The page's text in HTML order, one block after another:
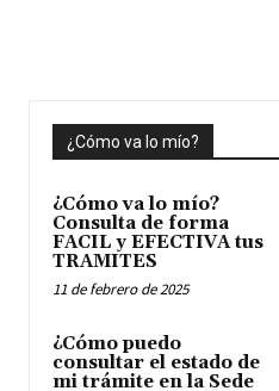
¿Cómo va lo mío?
¿Cómo va lo mío?
Consulta de forma
FACIL y EFECTIVA tus
TRAMITES
11 de febrero de 2025
¿Cómo puedo
consultar el estado de
mi trámite en la Sede